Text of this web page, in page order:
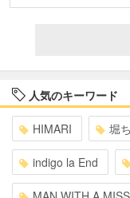
人気のキーワード
HIMARI 堀
indigo la End